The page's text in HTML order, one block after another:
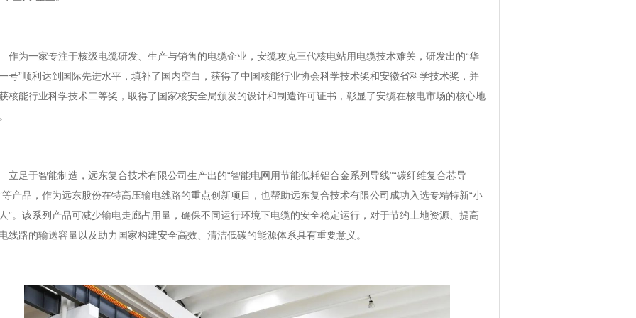
为一家专注于核级电缆研发、生产与销售的电缆企业，安缆攻克三代核电站用电缆技术难关，研发出的“华
号”顺利达到国际先进水平，填补了国内空白，获得了中国核能行业协会科学技术奖和安徽省科学技术奖，并
核能行业科学技术二等奖，取得了国家核安全局颁发的设计和制造许可证书，彰显了安缆在核电市场的核心地
足于智能制造，远东复合技术有限公司生产出的“智能电网用节能低耗铝合金系列导线”“碳纤维复合芯导
等产品，作为远东股份在特高压输电线路的重点创新项目，也帮助远东复合技术有限公司成功入选专精特新“小
”。该系列产品可减少输电走廊占用量，确保不同运行环境下电缆的安全稳定运行，对于节约土地资源、提高
线路的输送容量以及助力国家构建安全高效、清洁低碳的能源体系具有重要意义。